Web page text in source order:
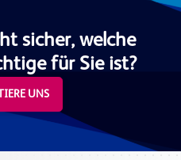
sicher, welche
für Sie ist?
UNS